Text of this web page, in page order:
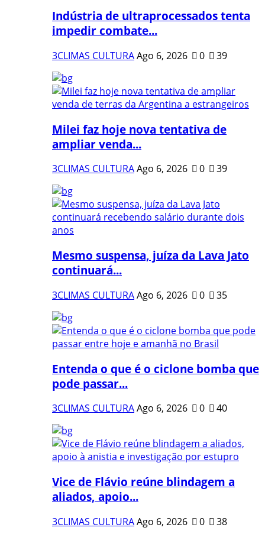
Indústria de ultraprocessados tenta
impedir combate...
3CLIMAS CULTURAAgo 6, 2026 0 39
Milei faz hoje nova tentativa de
ampliar venda...
3CLIMAS CULTURAAgo 6, 2026 0 39
Mesmo suspensa, juíza da Lava Jato
continuará...
3CLIMAS CULTURAAgo 6, 2026 0 35
Entenda o que é o ciclone bomba que
pode passar...
3CLIMAS CULTURAAgo 6, 2026 0 40
Vice de Flávio reúne blindagem a
aliados, apoio...
3CLIMAS CULTURAAgo 6, 2026 0
38